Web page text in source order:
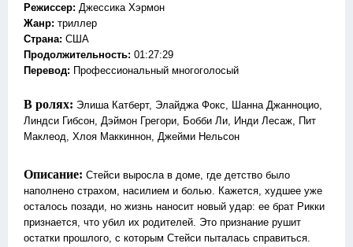
Режиссер: Джессика Хэрмон
Жанр: триллер
Страна: США
Продолжительность: 01:27:29
Перевод: Профессиональный многоголосый
В ролях: Элиша Катберт, Элайджа Фокс, Шанна Джанноцио,
Линдси Гибсон, Дэймон Грегори, Бобби Ли, Инди Лесаж, Пит
Маклеод, Хлоя Маккиннон, Джейми Нельсон
Описание: Стейси выросла в доме, где детство было
наполнено страхом, насилием и болью. Кажется, худшее уже
осталось позади, но жизнь наносит новый удар: ее брат Рикки
признается, что убил их родителей. Это признание рушит
остатки прошлого, с которым Стейси пыталась справиться.